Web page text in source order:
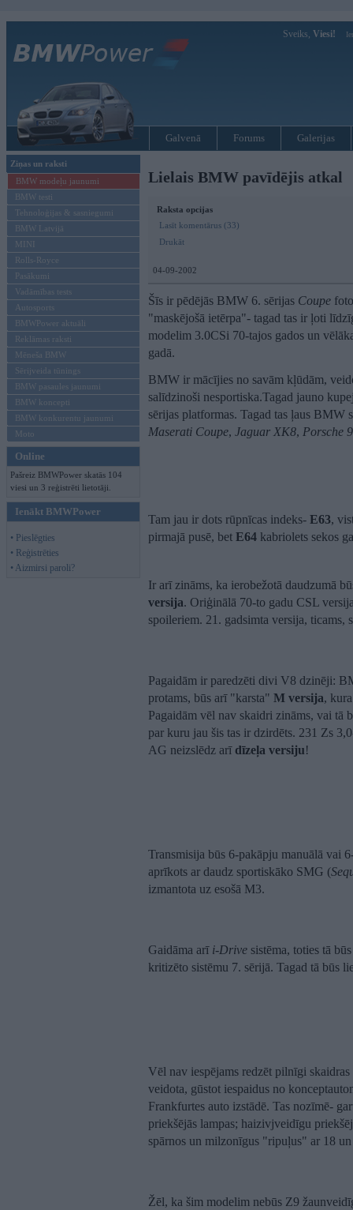
Sveiks, Viesi!
Galvenā Forums Galerijas
Ziņas un raksti
BMW modeļu jaunumi
BMW testi
Tehnoloģijas & sasniegumi
BMW Latvijā
MINI
Rolls-Royce
Pasākumi
Vadāmības tests
Autosports
BMWPower aktuāli
Reklāmas raksti
Mēneša BMW
Sērijveida tūnings
BMW pasaules jaunumi
BMW koncepti
BMW konkurentu jaunumi
Moto
Online
Pašreiz BMWPower skatās 104
viesi un 3 reģistrēti lietotāji.
Ienākt BMWPower
• Pieslēgties
• Reģistrēties
• Aizmirsi paroli?
Lielais BMW pavīdējis atkal
Raksta opcijas
Lasīt komentārus (33)
Drukāt
04-09-2002
Šīs ir pēdējās BMW 6. sērijas Coupe
"maskējošā ietērpa"- tagad tas ir ļoti
modelim 3.0CSi 70-tajos gados un
gadā.
BMW ir mācījies no savām kļūdām,
salīdzinoši nesportiska.Tagad jauno
sērijas platformas. Tagad tas ļaus BMW
Maserati Coupe, Jaguar XK8, Porsche
Tam jau ir dots rūpnīcas indeks- E63,
pirmajā pusē, bet E64 kabriolets sekos
Ir arī zināms, ka ierobežotā daudzumā
versija. Oriģinālā 70-to gadu CSL
spoileriem. 21. gadsimta versija,
Pagaidām ir paredzēti divi V8 dzinēji:
protams, būs arī "karsta" M versija,
Pagaidām vēl nav skaidri zināms, vai
par kuru jau šis tas ir dzirdēts. 231 Zs
AG neizslēdz arī dīzeļa versiju!
Transmisija būs 6-pakāpju manuālā vai
aprīkots ar daudz sportiskāko SMG (
izmantota uz esošā M3.
Gaidāma arī i-Drive sistēma, toties tā
kritizēto sistēmu 7. sērijā. Tagad tā būs
Vēl nav iespējams redzēt pilnīgi
veidota, gūstot iespaidus no
Frankfurtes auto izstādē. Tas nozīmē-
priekšējās lampas; haizivjveidīgu
spārnos un milzonīgus "ripuļus" ar 18
Žēl, ka šim modelim nebūs Z9